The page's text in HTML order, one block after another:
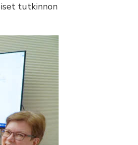
tutkinnon